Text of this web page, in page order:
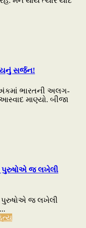
સર્જન!
ભારતની અલગ-
માણ્યો. બીજા
પુરુષોએ જ લખેલી
પુરુષોએ જ લખેલી